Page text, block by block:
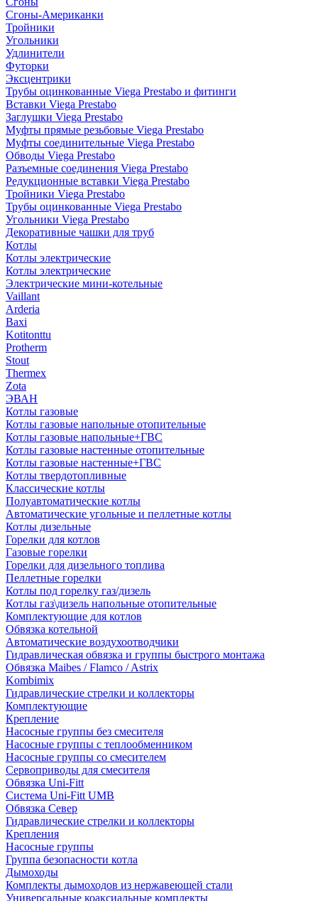
Сгоны-Американки
Тройники
Угольники
Удлинители
Футорки
Эксцентрики
Трубы оцинкованные Viega Prestabo и фитинги
Вставки Viega Prestabo
Заглушки Viega Prestabo
Муфты прямые резьбовые Viega Prestabo
Муфты соединительные Viega Prestabo
Обводы Viega Prestabo
Разъемные соединения Viega Prestabo
Редукционные вставки Viega Prestabo
Тройники Viega Prestabo
Трубы оцинкованные Viega Prestabo
Угольники Viega Prestabo
Декоративные чашки для труб
Котлы
Котлы электрические
Котлы электрические
Электрические мини-котельные
Vaillant
Arderia
Baxi
Kotitonttu
Protherm
Stout
Thermex
Zota
ЭВАН
Котлы газовые
Котлы газовые напольные отопительные
Котлы газовые напольные+ГВС
Котлы газовые настенные отопительные
Котлы газовые настенные+ГВС
Котлы твердотопливные
Классические котлы
Полуавтоматические котлы
Автоматические угольные и пеллетные котлы
Котлы дизельные
Горелки для котлов
Газовые горелки
Горелки для дизельного топлива
Пеллетные горелки
Котлы под горелку газ/дизель
Котлы газ\дизель напольные отопительные
Комплектующие для котлов
Обвязка котельной
Автоматические воздухоотводчики
Гидравлическая обвязка и группы быстрого монтажа
Обвязка Maibes / Flamco / Astrix
Kombimix
Гидравлические стрелки и коллекторы
Комплектующие
Крепление
Насосные группы без смесителя
Насосные группы с теплообменником
Насосные группы со смесителем
Сервоприводы для смесителя
Обвязка Uni-Fitt
Система Uni-Fitt UMB
Обвязка Север
Гидравлические стрелки и коллекторы
Крепления
Насосные группы
Группа безопасности котла
Дымоходы
Комплекты дымоходов из нержавеющей стали
Универсальные коаксиальные комплекты